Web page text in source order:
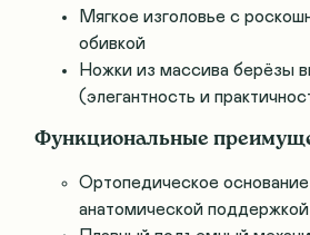
Мягкое изголовье с
обивкой
Ножки из массива берёзы
(элегантность и
Функциональные
Ортопедическое
анатомической поддержкой